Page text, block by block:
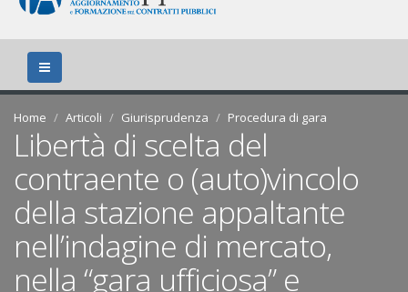
Home Articoli Giurisprudenza Procedura di gara
Libertà di scelta del
contraente o (auto)vincolo
della stazione appaltante
nell’indagine di mercato,
nella “gara ufficiosa” e